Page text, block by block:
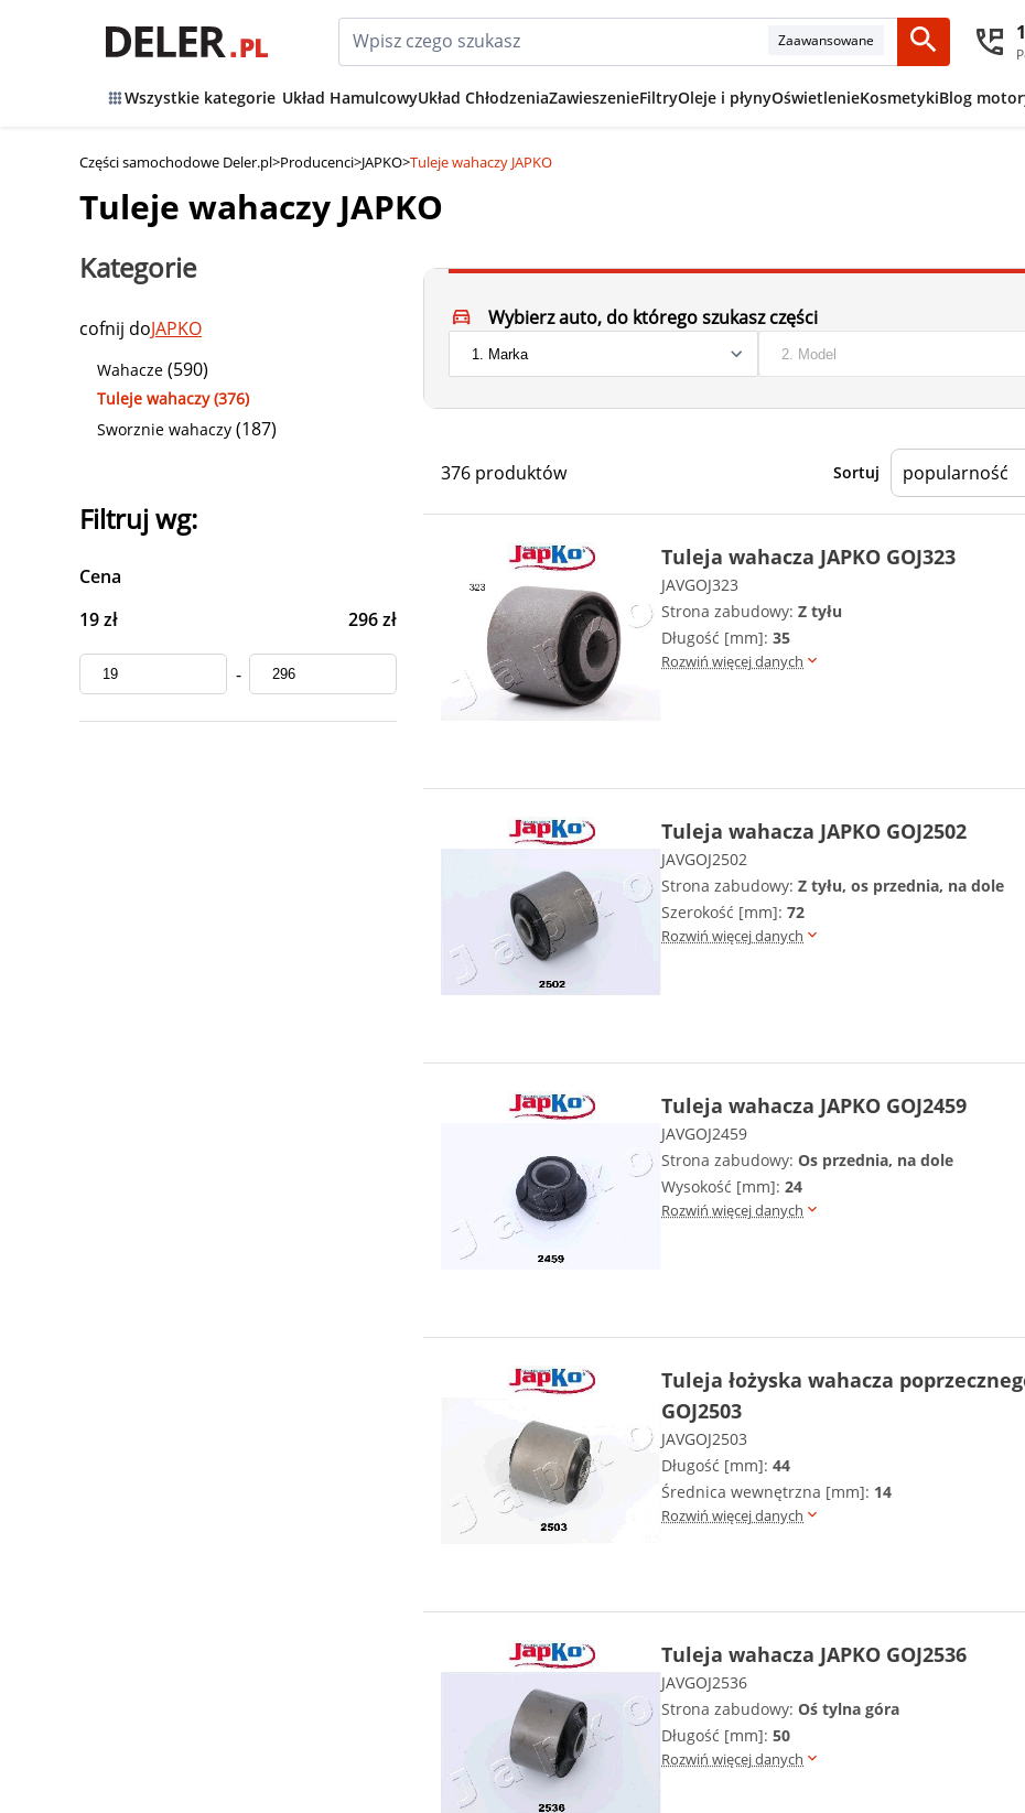
Zaawansowane
Wszystkie kategorie Układ HamulcowyUkład ChłodzeniaZawieszenieFiltryOleje i płynyOświetlenieKosmetykiBlog
Części samochodowe Deler.pl>Producenci>JAPKO>Tuleje wahaczy JAPKO
Tuleje wahaczy JAPKO
Kategorie
cofnij doJAPKO
Wahacze (590)
Tuleje wahaczy (376)
Sworznie wahaczy (187)
Filtruj wg:
Cena
19 zł
296 zł
-
Wybierz auto, do którego szukasz części
376 produktów Sortuj
Tuleja wahacza JAPKO GOJ323
JAVGOJ323
Strona zabudowy: Z tyłu
Długość [mm]: 35
Rozwiń więcej danych
Tuleja wahacza JAPKO GOJ2502
JAVGOJ2502
Strona zabudowy: Z tyłu, os przednia, na dole
Szerokość [mm]: 72
Rozwiń więcej danych
Tuleja wahacza JAPKO GOJ2459
JAVGOJ2459
Strona zabudowy: Os przednia, na dole
Wysokość [mm]: 24
Rozwiń więcej danych
Tuleja łożyska wahacza
GOJ2503
JAVGOJ2503
Długość [mm]: 44
Średnica wewnętrzna [mm]: 14
Rozwiń więcej danych
Tuleja wahacza JAPKO GOJ2536
JAVGOJ2536
Strona zabudowy: Oś tylna góra
Długość [mm]: 50
Rozwiń więcej danych